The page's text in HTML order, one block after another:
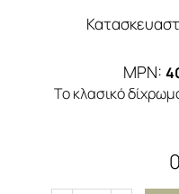
MPN:
Το κλασικό